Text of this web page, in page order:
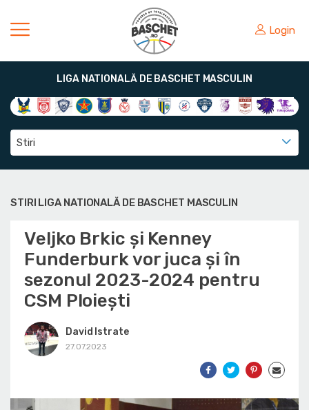
Login
LIGA NATIONALĂ DE BASCHET MASCULIN
Stiri
STIRI LIGA NATIONALĂ DE BASCHET MASCULIN
Veljko Brkic și Kenney
Funderburk vor juca și în
sezonul 2023-2024 pentru
CSM Ploiești
David Istrate
27.07.2023